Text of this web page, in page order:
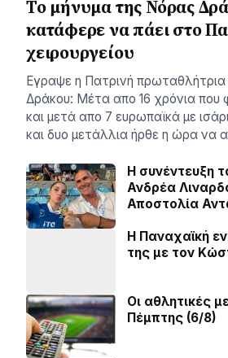
Το μήνυμα της Νόρας
κατάφερε να πάει στο
χειρουργείου
Εγραψε η Πατρινή
Δράκου: Μέτα απο 16 χρόνια που
και μετά απο 7 ευρωπαϊκά με
και δυο μετάλλια ήρθε η ώρα να
H συνέντευξη
Ανδρέα
Αποστολία
Η Παναχαϊκή
της με τον
Οι αθλητικές
Πέμπτης (6/8)